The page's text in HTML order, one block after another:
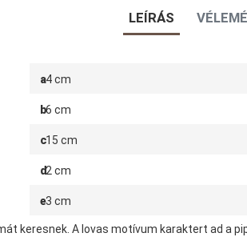
LEÍRÁS
a4 cm
b6 cm
c15 cm
d2 cm
e3 cm
keresnek. A lovas motívum karaktert ad a